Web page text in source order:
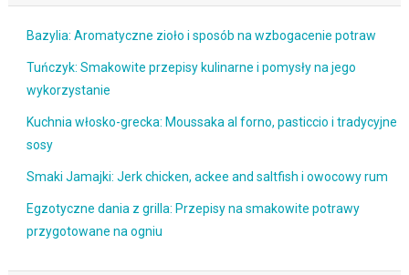
Bazylia: Aromatyczne zioło i sposób na wzbogacenie potraw
Tuńczyk: Smakowite przepisy kulinarne i pomysły na jego
wykorzystanie
Kuchnia włosko-grecka: Moussaka al forno, pasticcio i tradycyjne
sosy
Smaki Jamajki: Jerk chicken, ackee and saltfish i owocowy rum
Egzotyczne dania z grilla: Przepisy na smakowite potrawy
przygotowane na ogniu